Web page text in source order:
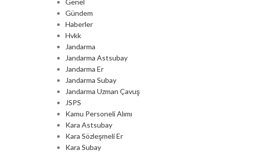
Genel
Gündem
Haberler
Hvkk
Jandarma
Jandarma Astsubay
Jandarma Er
Jandarma Subay
Jandarma Uzman Çavuş
JSPS
Kamu Personeli Alımı
Kara Astsubay
Kara Sözleşmeli Er
Kara Subay